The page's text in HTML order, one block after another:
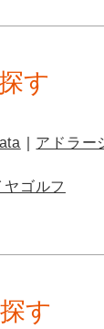
す
アドラー
ヤゴルフ
す